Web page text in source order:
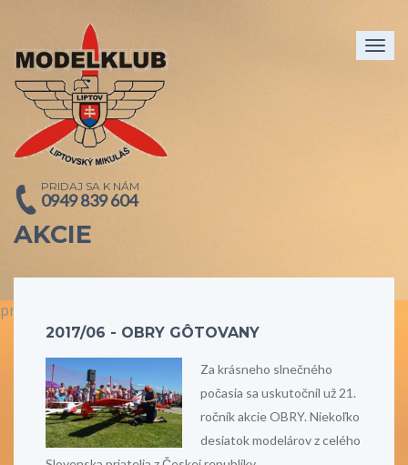
prev
PRIDAJ SA K NÁM
0949 839 604
AKCIE
2017/06 - OBRY GÔTOVANY
Za krásneho slnečného
počasia sa uskutočnil už 21.
ročník akcie OBRY. Niekoľko
desiatok modelárov z celého